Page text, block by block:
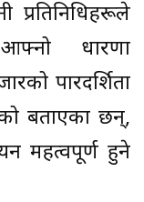
प्रतिनिधिहरूले
धारणा
पारदर्शिता
बताएका छन्,
महत्वपूर्ण हुने